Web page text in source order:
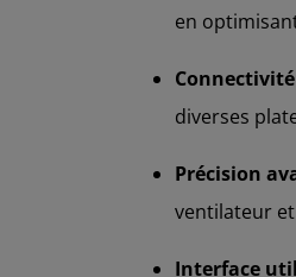
en
Connectivité
diverses
Précision
ventilateur
Interface